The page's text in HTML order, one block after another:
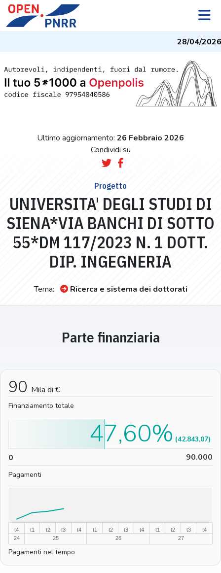
28/04/2026
Ultimo aggiornamento: 26 Febbraio 2026
Condividi su
Progetto
UNIVERSITA' DEGLI STUDI DI
SIENA*VIA BANCHI DI SOTTO
55*DM 117/2023 N. 1 DOTT.
DIP. INGEGNERIA
Tema: Ricerca e sistema dei dottorati
Parte finanziaria
90 Mila di €
Finanziamento totale
0 90.000
47,60% (42.843,07)
Pagamenti
t4
24
t1
25
t2 t3 t4
t1
26
t2 t3 t4
t1
27
t2 t3 t4
Pagamenti nel tempo